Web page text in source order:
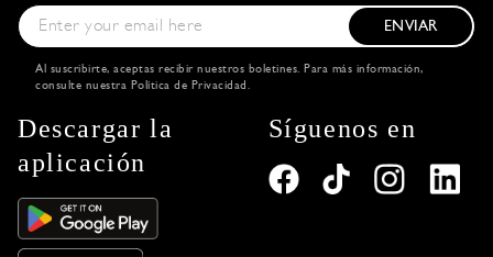
ENVIAR
Al suscribirte, aceptas recibir nuestros boletines. Para más información,
consulte nuestra Política de Privacidad .
Descargar la
aplicación
Síguenos en